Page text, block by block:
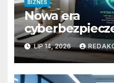
BIZNES
Nowa era
przygotować
wyzwania
LIP 14, 2026